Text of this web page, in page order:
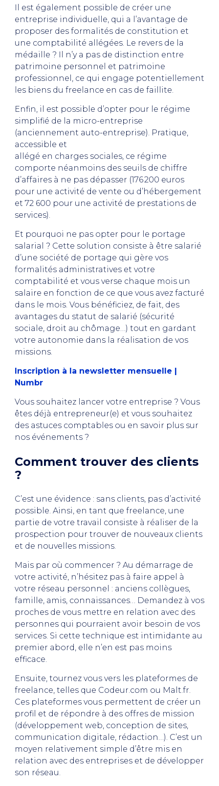
Il est également possible de créer une
entreprise individuelle, qui a l’avantage de
proposer des formalités de constitution et
une comptabilité allégées. Le revers de la
médaille ? Il n’y a pas de distinction entre
patrimoine personnel et patrimoine
professionnel, ce qui engage potentiellement
les biens du freelance en cas de faillite.
Enfin, il est possible d’opter pour le régime
simplifié de la micro-entreprise
(anciennement auto-entreprise). Pratique,
accessible et
allégé en charges sociales, ce régime
comporte néanmoins des seuils de chiffre
d’affaires à ne pas dépasser (176 200 euros
pour une activité de vente ou d’hébergement
et 72 600 pour une activité de prestations de
services).
Et pourquoi ne pas opter pour le portage
salarial ? Cette solution consiste à être salarié
d’une société de portage qui gère vos
formalités administratives et votre
comptabilité et vous verse chaque mois un
salaire en fonction de ce que vous avez facturé
dans le mois. Vous bénéficiez, de fait, des
avantages du statut de salarié (sécurité
sociale, droit au chômage…) tout en gardant
votre autonomie dans la réalisation de vos
missions.
Inscription à la newsletter mensuelle |
Numbr
Vous souhaitez lancer votre entreprise ? Vous
êtes déjà entrepreneur(e) et vous souhaitez
des astuces comptables ou en savoir plus sur
nos événements ?
Comment trouver des clients
?
C’est une évidence : sans clients, pas d’activité
possible. Ainsi, en tant que freelance, une
partie de votre travail consiste à réaliser de la
prospection pour trouver de nouveaux clients
et de nouvelles missions.
Mais par où commencer ? Au démarrage de
votre activité, n’hésitez pas à faire appel à
votre réseau personnel : anciens collègues,
famille, amis, connaissances… Demandez à vos
proches de vous mettre en relation avec des
personnes qui pourraient avoir besoin de vos
services. Si cette technique est intimidante au
premier abord, elle n’en est pas moins
efficace.
Ensuite, tournez vous vers les plateformes de
freelance, telles que Codeur.com ou Malt.fr.
Ces plateformes vous permettent de créer un
profil et de répondre à des offres de mission
(développement web, conception de sites,
communication digitale, rédaction…). C’est un
moyen relativement simple d’être mis en
relation avec des entreprises et de développer
son réseau.